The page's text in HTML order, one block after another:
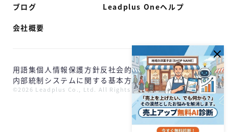
ブログ
会社概要
Leadplus Oneヘルプ
©2026 Leadplus Co., Ltd. All Rights Reserved.
用語集個人情報保護方針反社会的勢力に対する基本方針
内部統制システムに関する基本方針